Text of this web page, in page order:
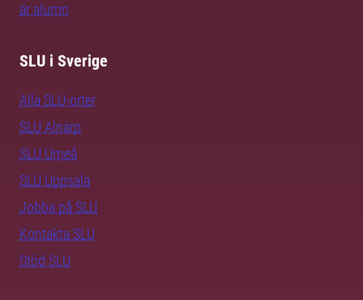
är alumn
SLU i Sverige
Alla SLU-orter
SLU Alnarp
SLU Umeå
SLU Uppsala
Jobba på SLU
Kontakta SLU
Stöd SLU